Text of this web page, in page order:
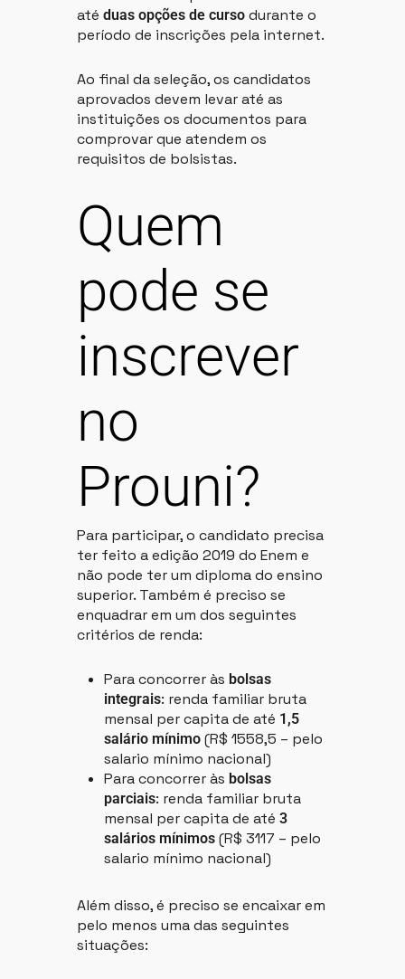
até duas opções de curso durante o
período de inscrições pela internet.
Ao final da seleção, os candidatos
aprovados devem levar até as
instituições os documentos para
comprovar que atendem os
requisitos de bolsistas.
Quem
pode se
inscrever
no
Prouni?
Para participar, o candidato precisa
ter feito a edição 2019 do Enem e
não pode ter um diploma do ensino
superior. Também é preciso se
enquadrar em um dos seguintes
critérios de renda:
Para concorrer às bolsas
integrais: renda familiar bruta
mensal per capita de até 1,5
salário mínimo(R$ 1558,5 – pelo
salario mínimo nacional)
Para concorrer às bolsas
parciais: renda familiar bruta
mensal per capita de até 3
salários mínimos (R$ 3117 – pelo
salario mínimo nacional)
Além disso, é preciso se encaixar em
pelo menos uma das seguintes
situações: